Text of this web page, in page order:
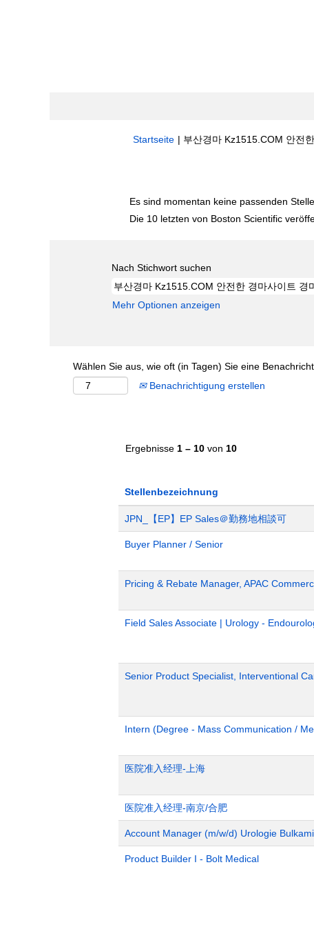
Startseite | 부산경마 Kz1515.COM 안전
Es sind momentan keine passenden
Die 10 letzten von Boston Scientific
Nach Stichwort suchen
Mehr Optionen anzeigen
Wählen Sie aus, wie oft (in Tagen) Sie eine
Benachrichtigung erstellen
Ergebnisse 1 – 10 von 10
Stellenbezeichnung
JPN_【EP】EP Sales＠勤務地相談可
Buyer Planner / Senior
Pricing & Rebate Manager, APAC
Field Sales Associate | Urology -
Senior Product Specialist, Interventional
Intern (Degree - Mass Communication /
医院准入经理-上海
医院准入经理-南京/合肥
Account Manager (m/w/d) Urologie
Product Builder I - Bolt Medical